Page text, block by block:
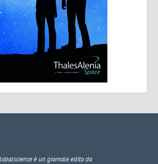
è un giornale edito da